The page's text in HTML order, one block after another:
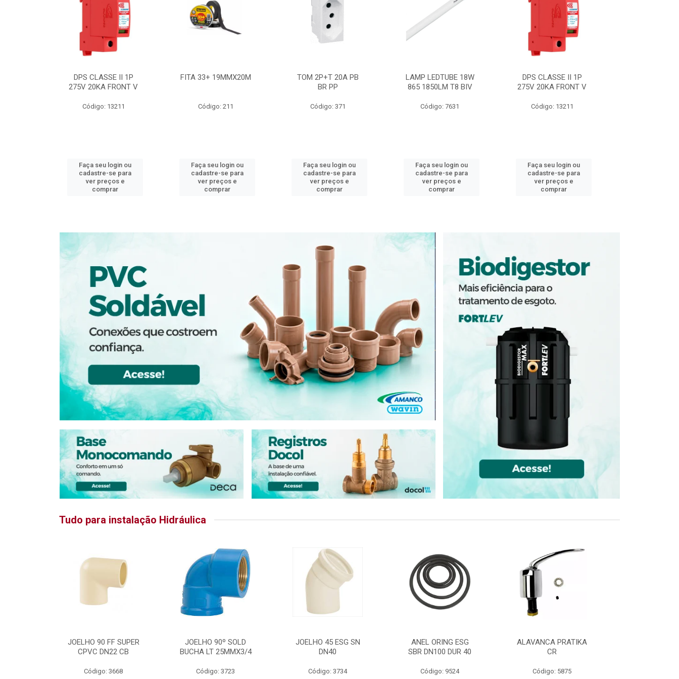
DPS CLASSE II 1P
275V 20KA FRONT V
Código: 13211
Faça seu login ou
cadastre-se para
ver preços e
comprar
FITA 33+ 19MMX20M
Código: 211
Faça seu login ou
cadastre-se para
ver preços e
comprar
TOM 2P+T 20A PB
BR PP
Código: 371
Faça seu login ou
cadastre-se para
ver preços e
comprar
LAMP LEDTUBE 18W
865 1850LM T8 BIV
Código: 7631
Faça seu login ou
cadastre-se para
ver preços e
comprar
DPS CLASSE II 1P
275V 20KA FRONT V
Código: 13211
Faça seu login ou
cadastre-se para
ver preços e
comprar
Tudo para instalação Hidráulica
JOELHO 90 FF SUPER
CPVC DN22 CB
Código: 3668
JOELHO 90º SOLD
BUCHA LT 25MMX3/4
Código: 3723
JOELHO 45 ESG SN
DN40
Código: 3734
ANEL ORING ESG
SBR DN100 DUR 40
Código: 9524
ALAVANCA PRATIKA
CR
Código: 5875